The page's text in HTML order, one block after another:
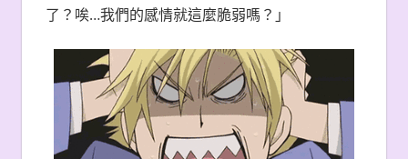
了？唉…我們的感情就這麼脆弱嗎？」